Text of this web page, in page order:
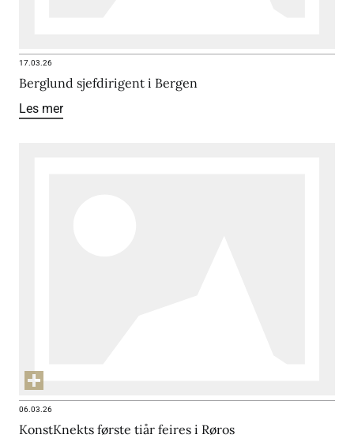
17.03.26
Berglund sjefdirigent i Bergen
Les mer
06.03.26
KonstKnekts første tiår feires i Røros